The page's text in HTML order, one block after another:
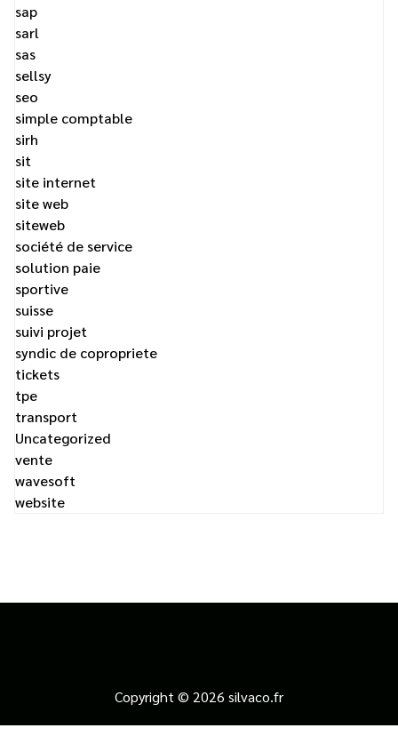
sap
sarl
sas
sellsy
seo
simple comptable
sirh
sit
site internet
site web
siteweb
société de service
solution paie
sportive
suisse
suivi projet
syndic de copropriete
tickets
tpe
transport
Uncategorized
vente
wavesoft
website
Copyright © 2026 silvaco.fr